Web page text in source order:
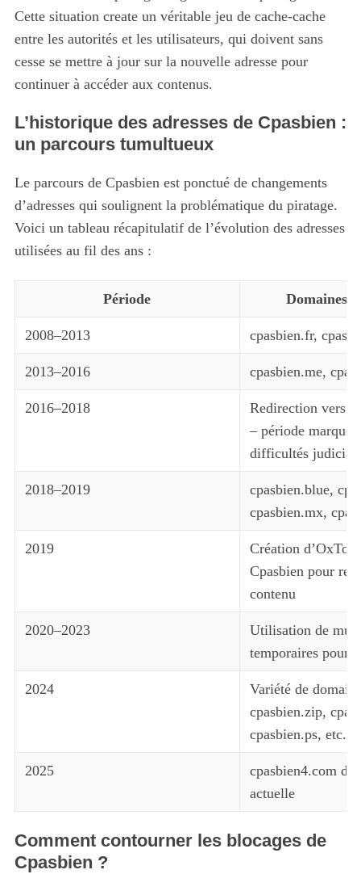
Cette situation create un véritable jeu de cache-cache
entre les autorités et les utilisateurs, qui doivent sans
cesse se mettre à jour sur la nouvelle adresse pour
continuer à accéder aux contenus.
L’historique des adresses de Cpasbien :
un parcours tumultueux
Le parcours de Cpasbien est ponctué de changements
d’adresses qui soulignent la problématique du piratage.
Voici un tableau récapitulatif de l’évolution des adresses
utilisées au fil des ans :
Période Domaines
2008–2013 cpasbien.fr,
2013–2016 cpasbien.me,
2016–2018
Redirection vers
– période
difficultés
2018–2019
cpasbien.blue,
cpasbien.mx,
2019
Création
Cpasbien pour
contenu
2020–2023
Utilisation de
temporaires pour
2024
Variété de
cpasbien.zip,
cpasbien.ps, etc.
2025
cpasbien4.com
actuelle
Comment contourner les blocages de
Cpasbien ?